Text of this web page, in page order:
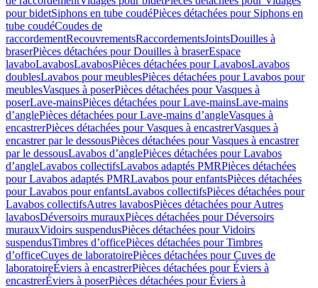
pour bidetSiphons en tube coudéPièces détachées pour Siphons en
tube coudéCoudes de
raccordementRecouvrementsRaccordementsJointsDouilles à
braserPièces détachées pour Douilles à braserEspace
lavaboLavabosLavabosPièces détachées pour LavabosLavabos
doublesLavabos pour meublesPièces détachées pour Lavabos pour
meublesVasques à poserPièces détachées pour Vasques à
poserLave-mainsPièces détachées pour Lave-mainsLave-mains
d’anglePièces détachées pour Lave-mains d’angleVasques à
encastrerPièces détachées pour Vasques à encastrerVasques à
encastrer par le dessousPièces détachées pour Vasques à encastrer
par le dessousLavabos d’anglePièces détachées pour Lavabos
d’angleLavabos collectifsLavabos adaptés PMRPièces détachées
pour Lavabos adaptés PMRLavabos pour enfantsPièces détachées
pour Lavabos pour enfantsLavabos collectifsPièces détachées pour
Lavabos collectifsAutres lavabosPièces détachées pour Autres
lavabosDéversoirs murauxPièces détachées pour Déversoirs
murauxVidoirs suspendusPièces détachées pour Vidoirs
suspendusTimbres dʼofficePièces détachées pour Timbres
dʼofficeCuves de laboratoirePièces détachées pour Cuves de
laboratoireÉviers à encastrerPièces détachées pour Éviers à
encastrerÉviers à poserPièces détachées pour Éviers à